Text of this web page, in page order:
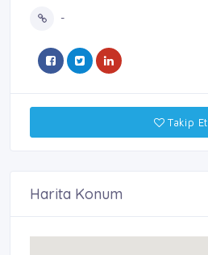
-
Takip Et
Harita Konum